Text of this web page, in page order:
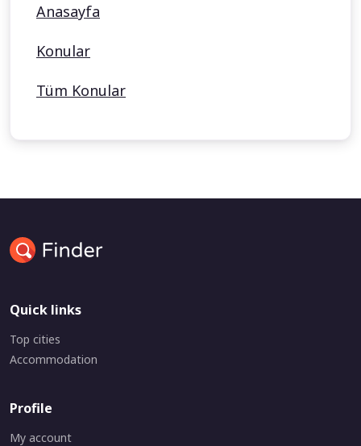
Anasayfa
Konular
Tüm Konular
Quick links
Top cities
Accommodation
Profile
My account